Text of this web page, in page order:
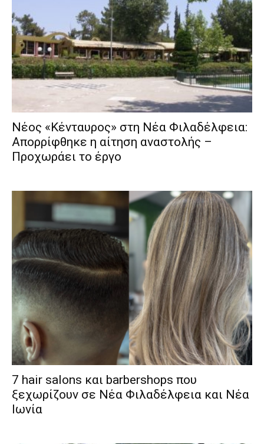
Νέος «Κένταυρος» στη Νέα Φιλαδέλφεια:
Απορρίφθηκε η αίτηση αναστολής –
Προχωράει το έργο
7 hair salons και barbershops που
ξεχωρίζουν σε Νέα Φιλαδέλφεια και Νέα
Ιωνία